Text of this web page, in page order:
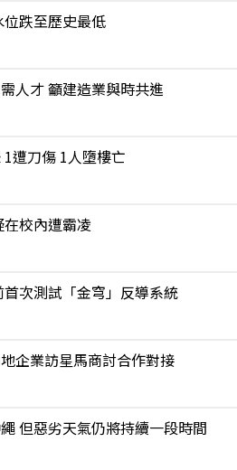
跌至歷史最低
人才 籲建造業與時共進
遭刀傷 1人墮樓亡
校內遭霸凌
次測試「金穹」反導系統
企業訪星馬商討合作對接
但惡劣天氣仍將持續一段時間